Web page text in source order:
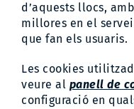
d’aquests llocs,
millores en el
que fan els usuaris.
Les cookies
veure al panell de
configuració en